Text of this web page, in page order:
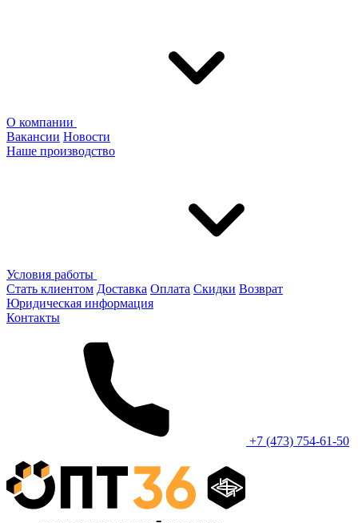
О компании
Вакансии Новости
Наше производство
Условия работы
Стать клиентом Доставка Оплата Скидки Возврат
Юридическая информация
Контакты
+7 (473) 754-61-50